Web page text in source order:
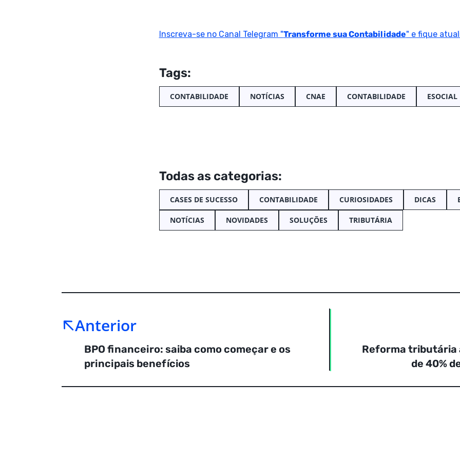
Inscreva-se no Canal Telegram "Transforme sua Contabilidade" e fique
Tags:
CONTABILIDADE NOTÍCIAS CNAE CONTABILIDADE ESOCIAL
Todas as categorias:
CASES DE SUCESSO CONTABILIDADE CURIOSIDADES DICAS
NOTÍCIAS NOVIDADES SOLUÇÕES TRIBUTÁRIA
Anterior
BPO financeiro: saiba como começar e os
principais benefícios
Reforma tributária
de 40%